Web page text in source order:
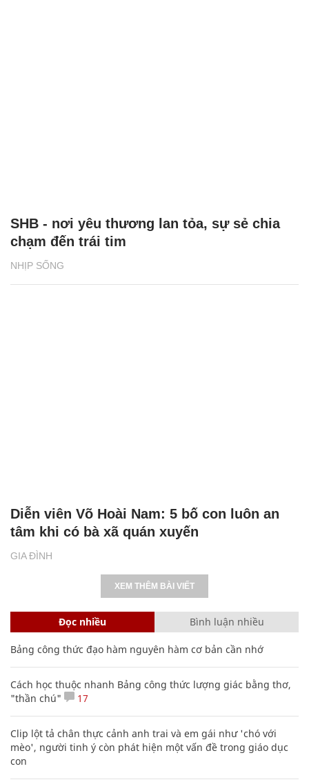
NHỊP SỐNG
SHB - nơi yêu thương lan tỏa, sự sẻ chia
chạm đến trái tim
GIA ĐÌNH
Diễn viên Võ Hoài Nam: 5 bố con luôn an
tâm khi có bà xã quán xuyến
XEM THÊM BÀI VIẾT
Đọc nhiều Bình luận nhiều
Bảng công thức đạo hàm nguyên hàm cơ bản cần nhớ
Cách học thuộc nhanh Bảng công thức lượng giác bằng thơ,
"thần chú"
17
Clip lột tả chân thực cảnh anh trai và em gái như 'chó với
mèo', người tinh ý còn phát hiện một vấn đề trong giáo dục
con